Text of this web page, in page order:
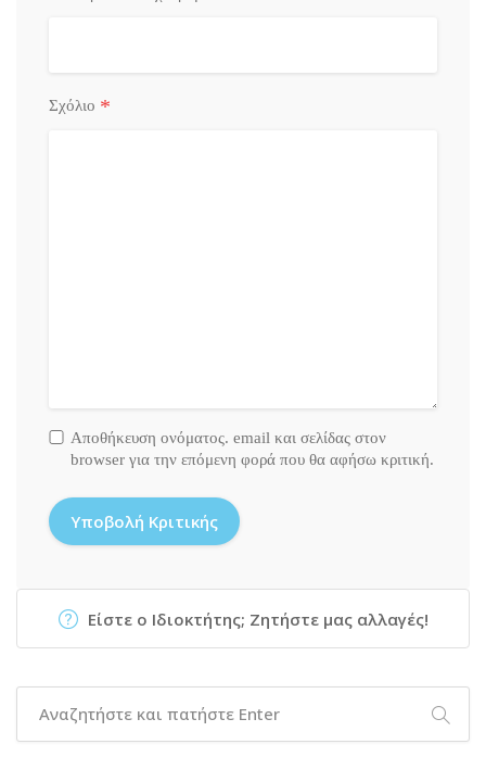
Σχόλιο *
Αποθήκευση ονόματος. email και σελίδας στον
browser για την επόμενη φορά που θα αφήσω κριτική.
Είστε ο Ιδιοκτήτης; Ζητήστε μας αλλαγές!